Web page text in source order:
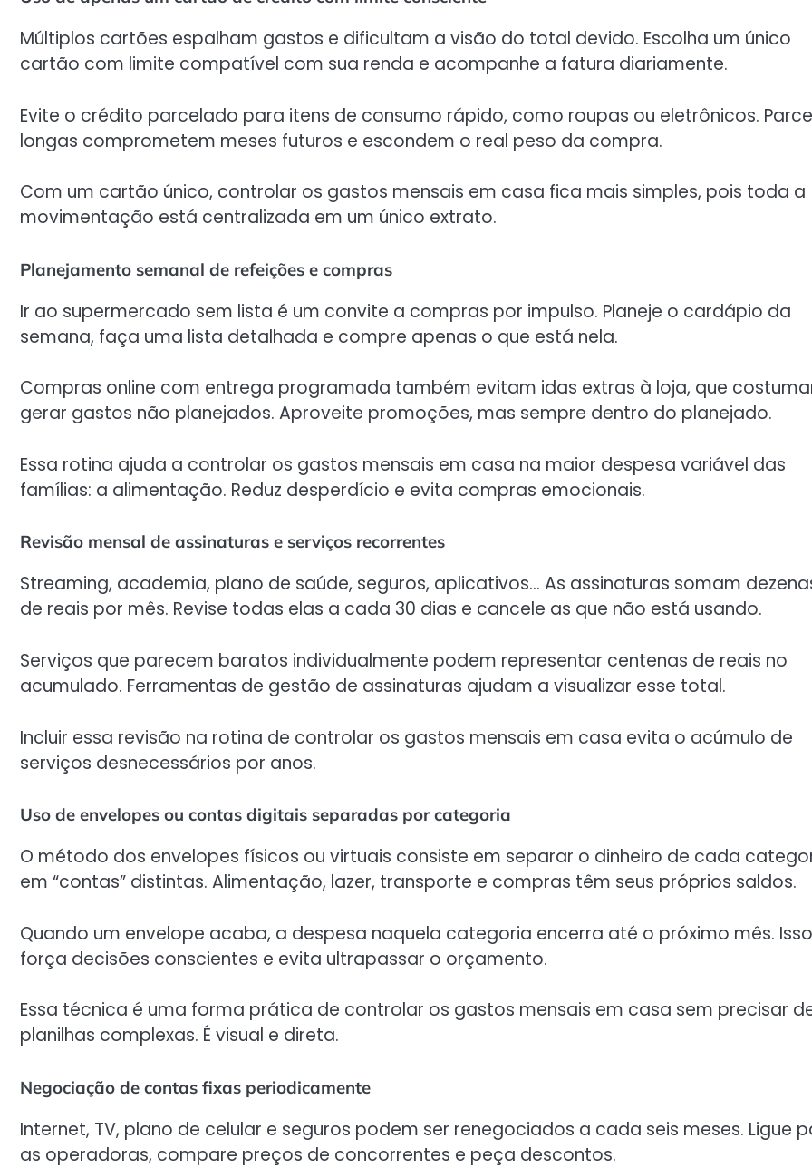
Múltiplos cartões espalham gastos e dificultam a visão do total devido. Escolha um único
cartão com limite compatível com sua renda e acompanhe a fatura diariamente.
Evite o crédito parcelado para itens de consumo rápido, como roupas ou eletrônicos.
longas comprometem meses futuros e escondem o real peso da compra.
Com um cartão único, controlar os gastos mensais em casa fica mais simples, pois toda a
movimentação está centralizada em um único extrato.
Planejamento semanal de refeições e compras
Ir ao supermercado sem lista é um convite a compras por impulso. Planeje o cardápio da
semana, faça uma lista detalhada e compre apenas o que está nela.
Compras online com entrega programada também evitam idas extras à loja, que
gerar gastos não planejados. Aproveite promoções, mas sempre dentro do planejado.
Essa rotina ajuda a controlar os gastos mensais em casa na maior despesa variável das
famílias: a alimentação. Reduz desperdício e evita compras emocionais.
Revisão mensal de assinaturas e serviços recorrentes
Streaming, academia, plano de saúde, seguros, aplicativos… As assinaturas somam
de reais por mês. Revise todas elas a cada 30 dias e cancele as que não está usando.
Serviços que parecem baratos individualmente podem representar centenas de reais no
acumulado. Ferramentas de gestão de assinaturas ajudam a visualizar esse total.
Incluir essa revisão na rotina de controlar os gastos mensais em casa evita o acúmulo de
serviços desnecessários por anos.
Uso de envelopes ou contas digitais separadas por categoria
O método dos envelopes físicos ou virtuais consiste em separar o dinheiro de cada
em “contas” distintas. Alimentação, lazer, transporte e compras têm seus próprios saldos.
Quando um envelope acaba, a despesa naquela categoria encerra até o próximo mês. Isso
força decisões conscientes e evita ultrapassar o orçamento.
Essa técnica é uma forma prática de controlar os gastos mensais em casa sem precisar
planilhas complexas. É visual e direta.
Negociação de contas fixas periodicamente
Internet, TV, plano de celular e seguros podem ser renegociados a cada seis meses. Ligue
as operadoras, compare preços de concorrentes e peça descontos.